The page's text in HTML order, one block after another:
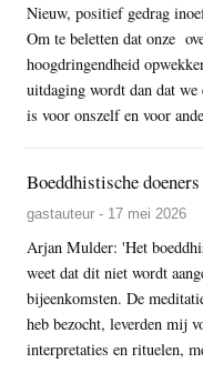
Nieuw, positief gedrag
Om te beletten dat onze
hoogdringendheid
uitdaging wordt dan dat
is voor onszelf en voor
Boeddhistische
gastauteur - 17 mei 2026
Arjan Mulder: 'Het
weet dat dit niet wordt
bijeenkomsten. De
heb bezocht, leverden mij
interpretaties en rituelen,